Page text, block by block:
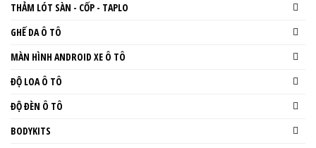
THẢM LÓT SÀN - CỐP - TAPLO
GHẾ DA Ô TÔ
MÀN HÌNH ANDROID XE Ô TÔ
ĐỘ LOA Ô TÔ
ĐỘ ĐÈN Ô TÔ
BODYKITS